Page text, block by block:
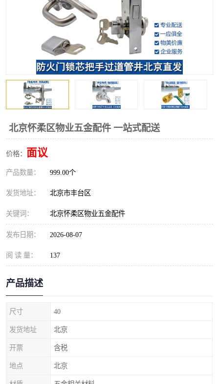
北京怀柔区物业五金配件 一站式配送
价格： 面议
产品数量： 999.00个
发货地址： 北京市丰台区
关键词： 北京怀柔区物业五金配件
发布日期： 2026-08-07
阅 读 量： 137
产品描述
尺寸 40
发货地址 北京
开票 含税
地点 北京